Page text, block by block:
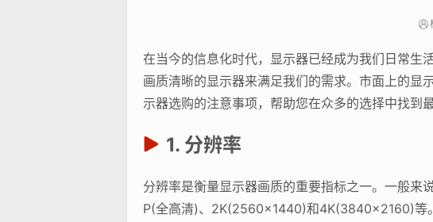
在当今的信息化时代，显示器已经成为我们日常生
画质清晰的显示器来满足我们的需求。市面上的显
示器选购的注意事项，帮助您在众多的选择中找到
1. 分辨率
分辨率是衡量显示器画质的重要指标之一。一般来
P(全高清)、2K(2560×1440)和4K(3840×2160)等